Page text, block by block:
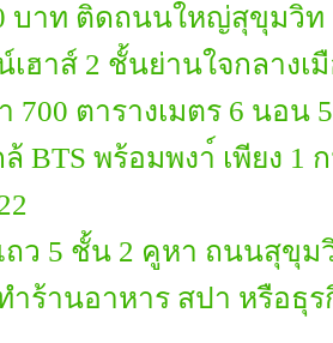
บาท ติดถนนใหญ่สุขุมวิท
เฮาส์ 2 ชั้นย่านใจกลางเ
700 ตารางเมตร 6 นอน
BTS พร้อมพงา์ เพียง 1
ว 5 ชั้น 2 คูหา ถนนสุขุม
ำร้านอาหาร สปา หรือธุ